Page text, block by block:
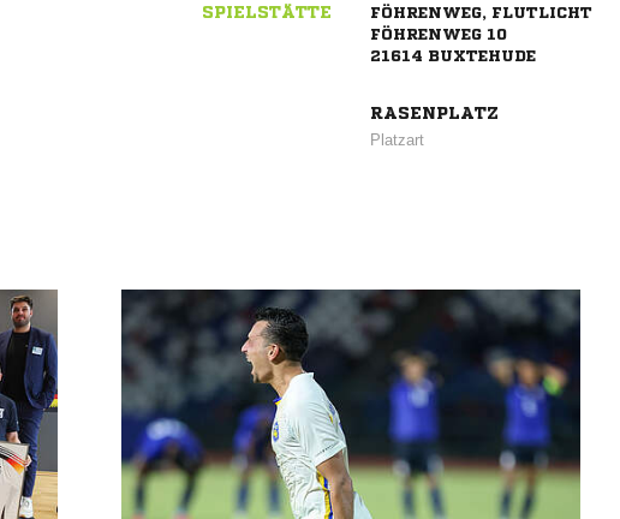
SPIELSTÄTTE
FÖHRENWEG, FLUTLICHT
FÖHRENWEG 10
21614 BUXTEHUDE
RASENPLATZ
Platzart